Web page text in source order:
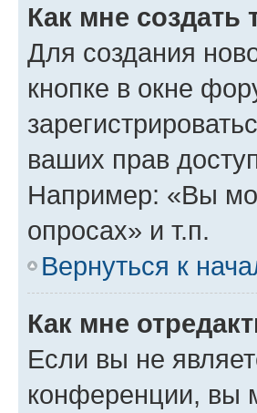
Как мне
Для создания
кнопке в окне
ваших прав
Например: «Вы
опросах» и т.п.
Вернуться к
Как мне
Если вы не
конференции, вы